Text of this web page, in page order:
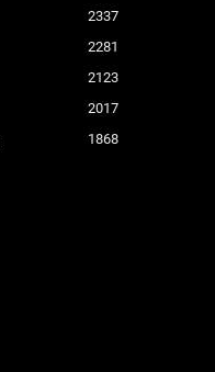
2337
2281
2123
2017
1868